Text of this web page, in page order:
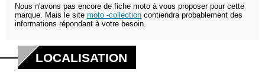
Nous n'avons pas encore de fiche moto à vous proposer pour cette
marque. Mais le site moto -collection contiendra probablement des
informations répondant à votre besoin.
LOCALISATION